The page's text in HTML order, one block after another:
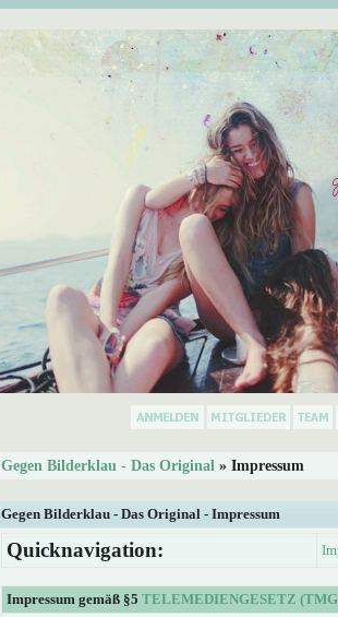
Gegen Bilderklau - Das Original » Impressum
Gegen Bilderklau - Das Original - Impressum
Quicknavigation:
Impressum gemäß §5 TELEMEDIENGESETZ